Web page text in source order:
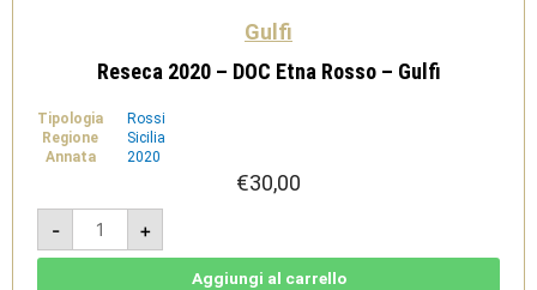
Gulfi
Reseca 2020 – DOC Etna Rosso – Gulfi
Tipologia
Rossi
Regione
Sicilia
Annata
2020
€30,00
-
Reseca
2020
-
DOC
+
Aggiungi al carrello